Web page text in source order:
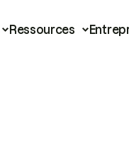
Ressources